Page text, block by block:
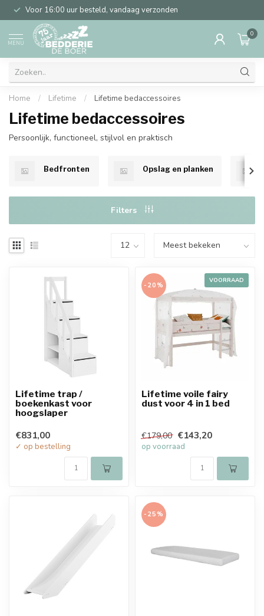
Voor 16:00 uur besteld, vandaag verzonden
MENU
0
Home / Lifetime / Lifetime bedaccessoires
Lifetime bedaccessoires
Persoonlijk, functioneel, stijlvol en praktisch
Bedfronten Opslag en planken
Filters
Lifetime trap /
boekenkast voor
hoogslaper
€831,00
✓ op bestelling
VOORRAAD
-20%
Lifetime voile fairy
dust voor 4 in 1 bed
€179,00 €143,20
op voorraad
-25%